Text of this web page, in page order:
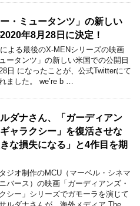
・ミュータンツ」の新しい
年8月28日に決定！
よる最後のX-MENシリーズの映画
ータンツ」の新しい米国での公開日
日 になったことが、公式Twitterにて
ました。 we’re b …
ダナさん、「ガーディアン
ャラクシー」を復活させな
な損失になる」と4作目を期
ジオ制作のMCU（マーベル・シネマ
バース）の映画「ガーディアンズ・
シー」シリーズでガモーラを演じて